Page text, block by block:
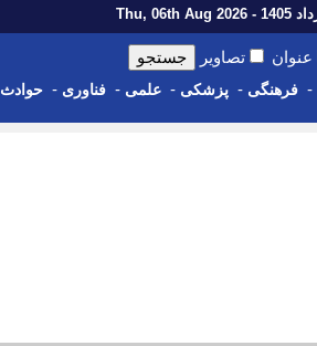
عنوان تصاویر
- فرهنگی - پزشکی - علمی - فناوری - حوادث